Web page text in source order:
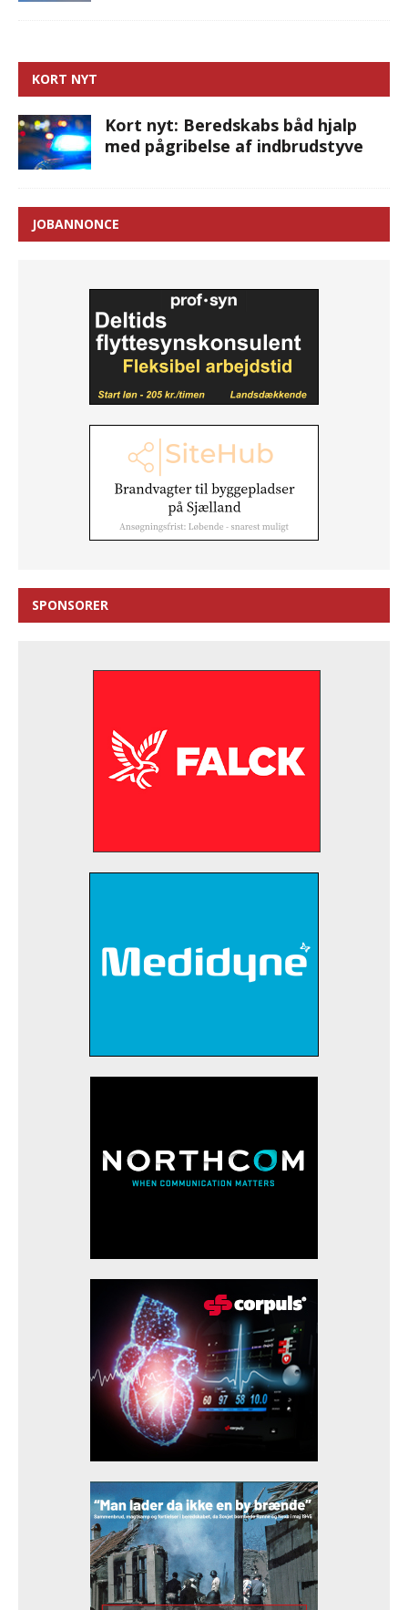
KORT NYT
Kort nyt: Beredskabs båd hjalp
med pågribelse af indbrudstyve
JOBANNONCE
SPONSORER